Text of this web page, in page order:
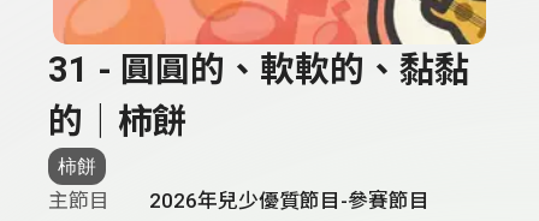
31 - 圓圓的、軟軟的、黏黏
的｜柿餅
柿餅
主節目
2026年兒少優質節目-參賽節目